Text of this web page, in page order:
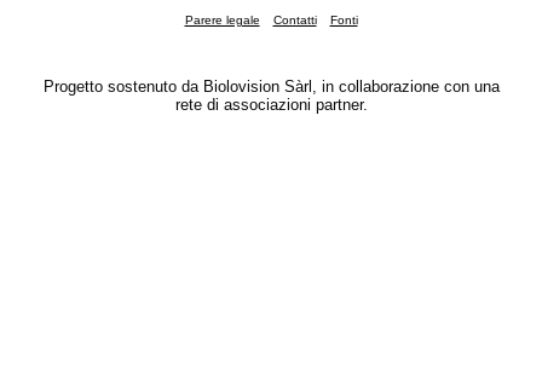
Parere legale Contatti Fonti
Progetto sostenuto da Biolovision Sàrl, in collaborazione con una
rete di associazioni partner.